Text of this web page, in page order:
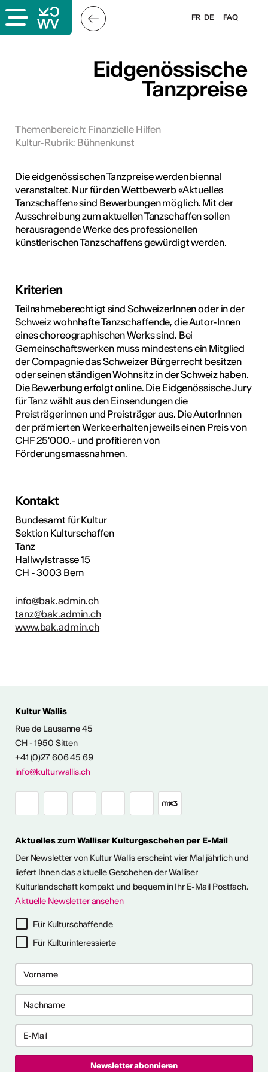
anzeigen
als
FAQ
FR DE
Eidgenössische
Tanzpreise
Themenbereich: Finanzielle Hilfen
Kultur-Rubrik: Bühnenkunst
Die eidgenössischen Tanzpreise werden biennal
veranstaltet. Nur für den Wettbewerb «Aktuelles
Tanzschaffen» sind Bewerbungen möglich. Mit der
Ausschreibung zum aktuellen Tanzschaffen sollen
herausragende Werke des professionellen
künstlerischen Tanzschaffens gewürdigt werden.
Kriterien
Teilnahmeberechtigt sind SchweizerInnen oder in der
Schweiz wohnhafte Tanzschaffende, die Autor-Innen
eines choreographischen Werks sind. Bei
Gemeinschaftswerken muss mindestens ein Mitglied
der Compagnie das Schweizer Bürgerrecht besitzen
oder seinen ständigen Wohnsitz in der Schweiz haben.
Die Bewerbung erfolgt online. Die Eidgenössische Jury
für Tanz wählt aus den Einsendungen die
Preisträgerinnen und Preisträger aus. Die AutorInnen
der prämierten Werke erhalten jeweils einen Preis von
CHF 25'000.- und profitieren von
Förderungsmassnahmen.
Kontakt
Bundesamt für Kultur
Sektion Kulturschaffen
Tanz
Hallwylstrasse 15
CH - 3003 Bern
info@bak.admin.ch
tanz@bak.admin.ch
www.bak.admin.ch
Kultur Wallis
Rue de Lausanne 45
CH - 1950 Sitten
+41 (0)27 606 45 69
info@kulturwallis.ch
Aktuelles zum Walliser Kulturgeschehen per E-Mail
Der Newsletter von Kultur Wallis erscheint vier Mal jährlich und
liefert Ihnen das aktuelle Geschehen der Walliser
Kulturlandschaft kompakt und bequem in Ihr E-Mail Postfach.
Aktuelle Newsletter ansehen
Für Kulturschaffende
Für Kulturinteressierte